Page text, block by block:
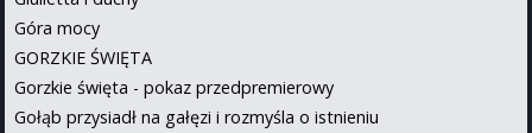
Góra mocy
GORZKIE ŚWIĘTA
Gorzkie święta - pokaz przedpremierowy
Gołąb przysiadł na gałęzi i rozmyśla o istnieniu